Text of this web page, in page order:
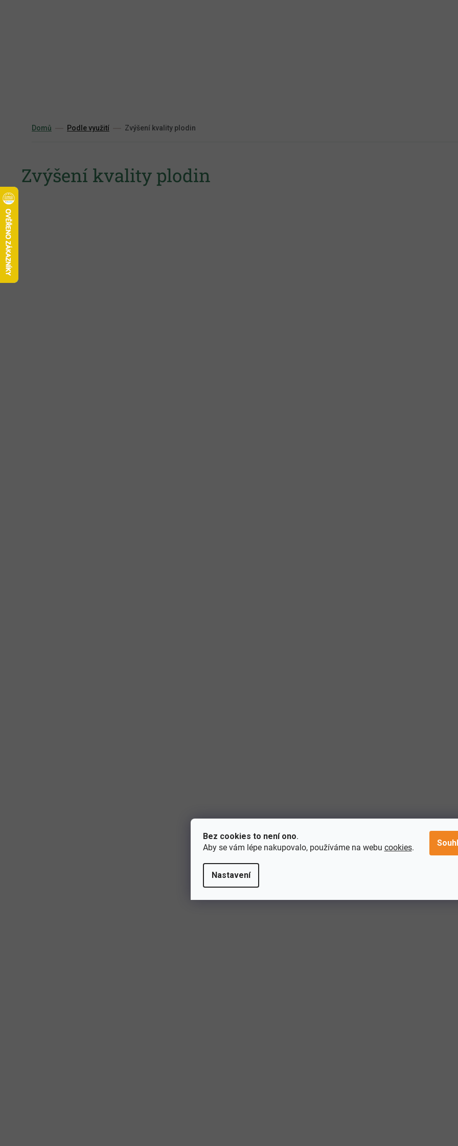
Bez cookies to není ono.
Aby se vám lépe nakupovalo, používáme na webu cookies.
Nastavení
Domů Podle využití Zvýšení kvality plodin